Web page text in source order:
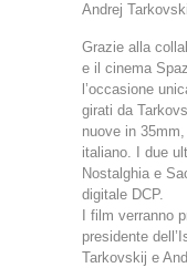
Andrej
Grazie alla
e il cinema
l’occasione
girati da
nuove in
italiano. I due
Nostalghia e
digitale DCP.
I film verranno
presidente
Tarkovskij e